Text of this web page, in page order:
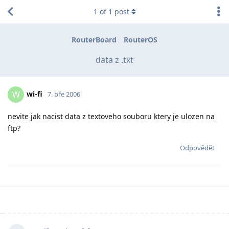
RouterBoard RouterOS
data z .txt
1 of 1 post
W wi-fi 7. bře 2006
nevite jak nacist data z textoveho souboru ktery je ulozen na
ftp?
Odpovědět